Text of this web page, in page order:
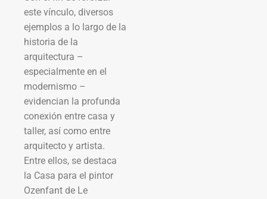
este vínculo, diversos
ejemplos a lo largo de la
historia de la
arquitectura –
especialmente en el
modernismo –
evidencian la profunda
conexión entre casa y
taller, así como entre
arquitecto y artista.
Entre ellos, se destaca
la Casa para el pintor
Ozenfant de Le